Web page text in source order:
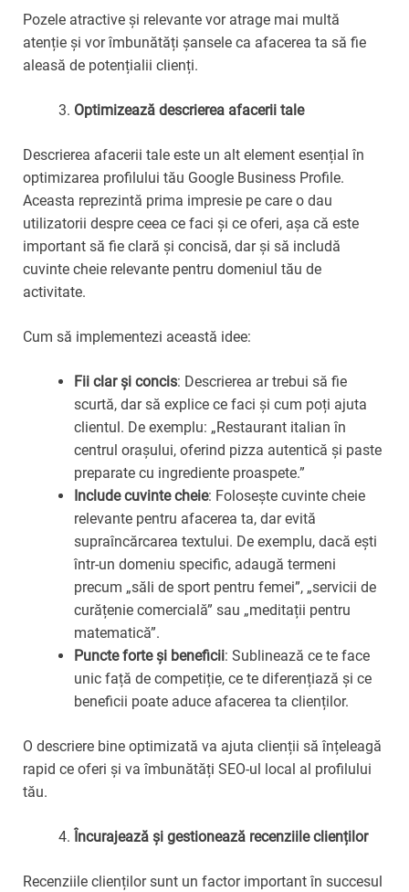
Pozele atractive și relevante vor atrage mai multă
atenție și vor îmbunătăți șansele ca afacerea ta să fie
aleasă de potențialii clienți.
Optimizează descrierea afacerii tale
Descrierea afacerii tale este un alt element esențial în
optimizarea profilului tău Google Business Profile.
Aceasta reprezintă prima impresie pe care o dau
utilizatorii despre ceea ce faci și ce oferi, așa că este
important să fie clară și concisă, dar și să includă
cuvinte cheie relevante pentru domeniul tău de
activitate.
Cum să implementezi această idee:
Fii clar și concis: Descrierea ar trebui să fie
scurtă, dar să explice ce faci și cum poți ajuta
clientul. De exemplu: „Restaurant italian în
centrul orașului, oferind pizza autentică și paste
preparate cu ingrediente proaspete.”
Include cuvinte cheie: Folosește cuvinte cheie
relevante pentru afacerea ta, dar evită
supraîncărcarea textului. De exemplu, dacă ești
într-un domeniu specific, adaugă termeni
precum „săli de sport pentru femei”, „servicii de
curățenie comercială” sau „meditații pentru
matematică”.
Puncte forte și beneficii: Sublinează ce te face
unic față de competiție, ce te diferențiază și ce
beneficii poate aduce afacerea ta clienților.
O descriere bine optimizată va ajuta clienții să înțeleagă
rapid ce oferi și va îmbunătăți SEO-ul local al profilului
tău.
Încurajează și gestionează recenziile clienților
Recenziile clienților sunt un factor important în succesul